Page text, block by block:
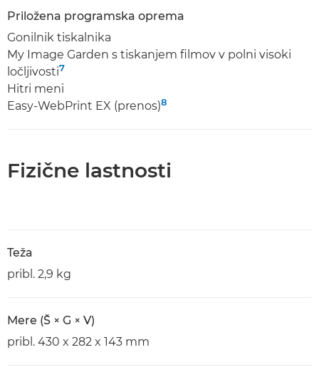
Priložena programska oprema
Gonilnik tiskalnika
My Image Garden s tiskanjem filmov v polni visoki
ločljivosti7
Hitri meni
Easy-WebPrint EX (prenos)8
Fizične lastnosti
Teža
pribl. 2,9 kg
Mere (Š × G × V)
pribl. 430 x 282 x 143 mm